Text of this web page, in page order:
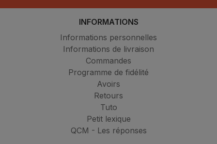
INFORMATIONS
Informations personnelles
Informations de livraison
Commandes
Programme de fidélité
Avoirs
Retours
Tuto
Petit lexique
QCM - Les réponses